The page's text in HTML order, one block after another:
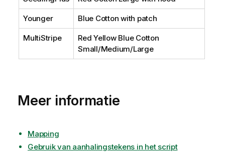
Younger Blue Cotton with patch
MultiStripe
Red Yellow Blue Cotton
Small/Medium/Large
Meer informatie
Mapping
Gebruik van aanhalingstekens in het script